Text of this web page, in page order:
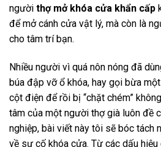
người thợ mở khóa cửa khẩn cấp
để mở cánh cửa vật lý, mà còn là
cho tâm trí bạn.
Nhiều người vì quá nôn nóng đã
búa đập vỡ ổ khóa, hay gọi bừa
cột điện để rồi bị “chặt chém”
tâm của một người thợ già luôn đề
nghiệp, bài viết này tôi sẽ bóc tách
về sự cố khóa cửa. Từ các dấu